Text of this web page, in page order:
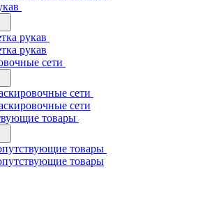
рукав
рукав
сети
сети
сети
товары
товары
товары